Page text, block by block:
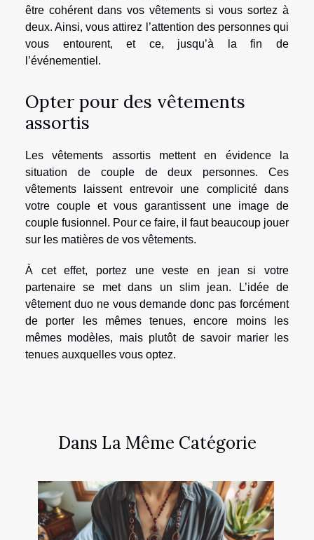
être cohérent dans vos vêtements si vous sortez à
deux. Ainsi, vous attirez l’attention des personnes qui
vous entourent, et ce, jusqu’à la fin de
l’événementiel.
Opter pour des vêtements
assortis
Les vêtements assortis mettent en évidence la
situation de couple de deux personnes. Ces
vêtements laissent entrevoir une complicité dans
votre couple et vous garantissent une image de
couple fusionnel. Pour ce faire, il faut beaucoup jouer
sur les matières de vos vêtements.
À cet effet, portez une veste en jean si votre
partenaire se met dans un slim jean. L’idée de
vêtement duo ne vous demande donc pas forcément
de porter les mêmes tenues, encore moins les
mêmes modèles, mais plutôt de savoir marier les
tenues auxquelles vous optez.
Dans La Même Catégorie